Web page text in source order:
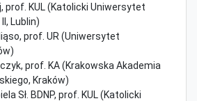
prof. KUL (Katolicki Uniwersytet
Lublin)
prof. UR (Uniwersytet
prof. KA (Krakowska Akademia
Kraków)
Sł. BDNP, prof. KUL (Katolicki